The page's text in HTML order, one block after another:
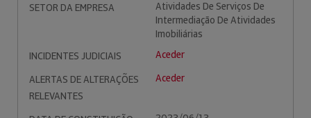
SETOR DA EMPRESA
Atividades De Serviços De
Intermediação De Atividades
Imobiliárias
INCIDENTES JUDICIAIS
Aceder
ALERTAS DE ALTERAÇÕES
RELEVANTES
Aceder